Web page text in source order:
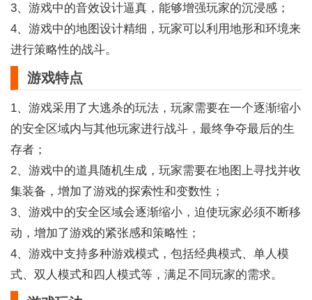
3、游戏中的音效设计逼真，能够增强玩家的沉浸感；
4、游戏中的地图设计精细，玩家可以利用地形和环境来
进行策略性的战斗。
游戏特点
1、游戏采用了大逃杀的玩法，玩家需要在一个逐渐缩小
的安全区域内与其他玩家进行战斗，最终争夺最后的生
存者；
2、游戏中的道具随机生成，玩家需要在地图上寻找并收
集装备，增加了游戏的探索性和变数性；
3、游戏中的安全区域会逐渐缩小，迫使玩家必须不断移
动，增加了游戏的紧张感和策略性；
4、游戏中支持多种游戏模式，包括经典模式、单人模
式、双人模式和四人模式等，满足不同玩家的需求。